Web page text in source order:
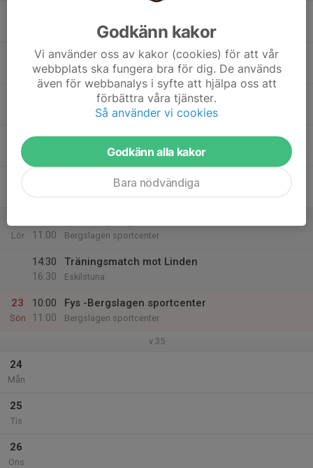
Tor
Lör
11:00
Bergslagen sportcenter
14:30
16:30
Träningsmatch mot Linden
Eskilstuna
23
Sön
10:00
11:00
Fys -Bergslagen sportcenter
Bergslagen sportcenter
v.35
24
Mån
25
Tis
26
Ons
Godkänn kakor
Vi använder oss av kakor (cookies) för att vår
webbplats ska fungera bra för dig. De används
även för webbanalys i syfte att hjälpa oss att
förbättra våra tjänster.
Så använder vi cookies
Godkänn alla kakor
Bara nödvändiga